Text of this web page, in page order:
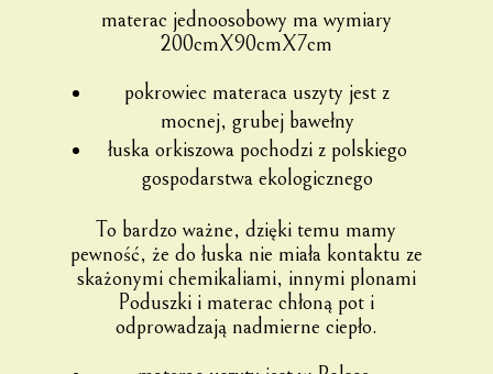
materac jednoosobowy ma wymiary
200cmX90cmX7cm
pokrowiec materaca uszyty jest z
mocnej, grubej bawełny
łuska orkiszowa pochodzi z polskiego
gospodarstwa ekologicznego
To bardzo ważne, dzięki temu mamy
pewność, że do łuska nie miała kontaktu ze
skażonymi chemikaliami, innymi plonami
Poduszki i materac chłoną pot i
odprowadzają nadmierne ciepło.